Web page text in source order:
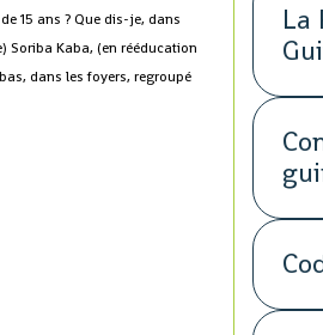
15 ans ? Que dis-je, dans
Soriba Kaba, (en rééducation
dans les foyers, regroupé
La